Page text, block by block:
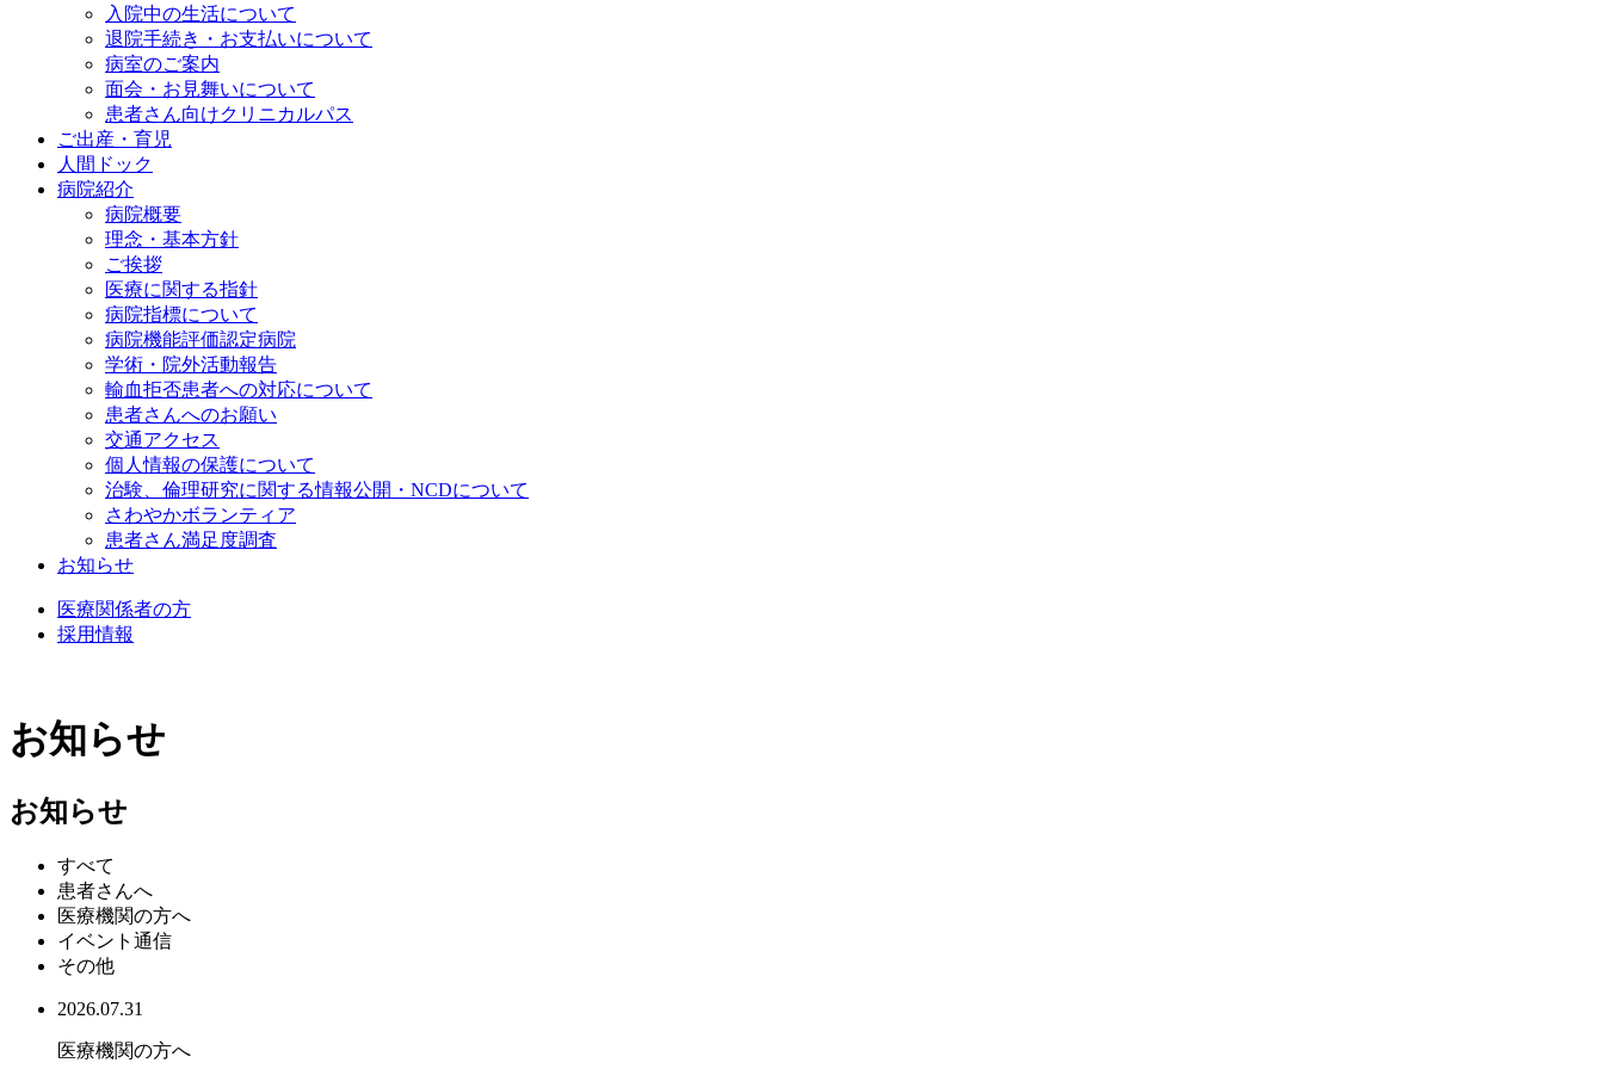
入院中の生活について
退院手続き・お支払いについて
病室のご案内
面会・お見舞いについて
患者さん向けクリニカルパス
ご出産・育児
人間ドック
病院紹介
病院概要
理念・基本方針
ご挨拶
医療に関する指針
病院指標について
病院機能評価認定病院
学術・院外活動報告
輸血拒否患者への対応について
患者さんへのお願い
交通アクセス
個人情報の保護について
治験、倫理研究に関する情報公開・NCDについて
さわやかボランティア
患者さん満足度調査
お知らせ
医療関係者の方
採用情報
お知らせ
お知らせ
すべて
患者さんへ
医療機関の方へ
イベント通信
その他
2026.07.31
医療機関の方へ